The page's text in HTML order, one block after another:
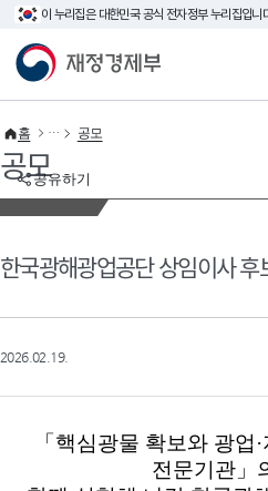
이 누리집은 대한민국 공식 전자정부 누리집입니
재정경제부
공유하기
홈 공모
공모
한국광해광업공단 상임이사 후
2026.02.19.